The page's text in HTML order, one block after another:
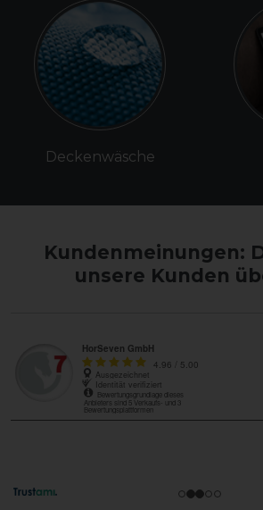
Deckenwäsche
Kundenmeinungen:
unsere Kunden